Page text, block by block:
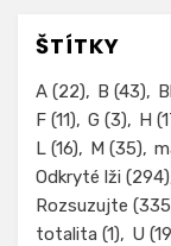
ŠTÍTKY
A (22) B (43)
F (11) G (3) H
L (16) M (35)
Odkryté lži (294)
Rozsuzujte
totalita (1) U